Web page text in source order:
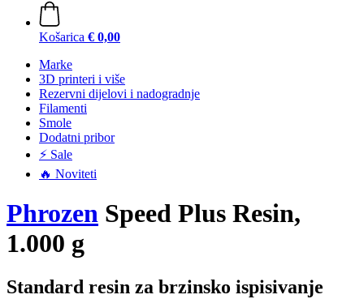
Košarica € 0,00
Marke
3D printeri i više
Rezervni dijelovi i nadogradnje
Filamenti
Smole
Dodatni pribor
⚡ Sale
🔥 Noviteti
Phrozen Speed Plus Resin,
1.000 g
Standard resin za brzinsko ispisivanje